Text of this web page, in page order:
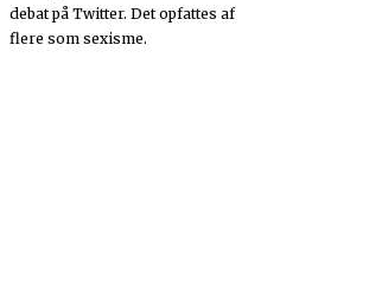
debat på Twitter. Det opfattes af
flere som sexisme.